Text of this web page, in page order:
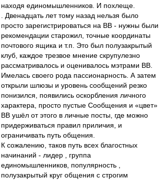
находя единомышленников. И похлеще.
. Двенадцать лет тому назад нельзя было
просто зарегистрироваться на ВВ - нужны были
рекомендации старожил, точные координаты
почтового ящика и т.п. Это был полузакрытый
клуб, каждое трезвое мнение скрупулезно
рассматривалось и оценивалось мэтрами ВВ.
Имелась своего рода пассионарность. А затем
открыли шлюзы и уровень сообщений резко
понизился, появились оскорбления личного
характера, просто пустые Сообщения и «цвет»
ВВ ушёл от этого в личные посты, где можно
придерживаться правил приличия, и
ограничивать путь общения.
К сожалению, таков путь всех благостных
начинаний - лидер , группа
единомышленников, популярность ,
полузакрытый круг общения с строгим